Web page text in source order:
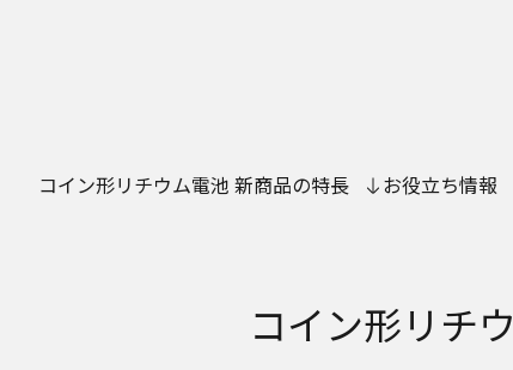
コイン形リチウム電池 新商品の特長 お役立ち情報
コイン形リチ